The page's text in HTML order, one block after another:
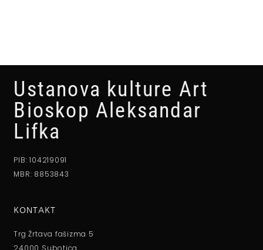
Ustanova kulture Art
Bioskop Aleksandar
Lifka
PIB: 104219091
MBR: 8853843
KONTAKT
Trg Žrtava fašizma 5
24000 Subotica